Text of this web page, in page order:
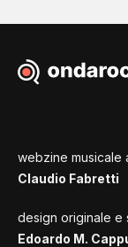
webzine musicale
Claudio Fabretti
design originale e
Edoardo M.